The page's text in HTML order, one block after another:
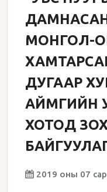
МОНГОЛ-
ДУГААР
АЙМГИЙН
ХОТОД
2019 оны 07